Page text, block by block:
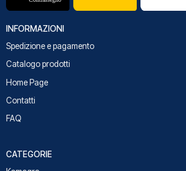
INFORMAZIONI
Spedizione e pagamento
Catalogo prodotti
Home Page
Contatti
FAQ
CATEGORIE